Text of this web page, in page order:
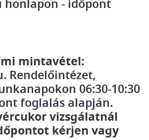
honlapon - időpont
mintavétel:
Rendelőintézet,
06:30-10:30
foglalás alapján.
vizsgálatnál
kérjen vagy